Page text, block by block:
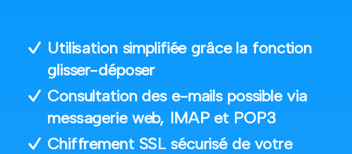
Utilisation simplifiée grâce la fonction
glisser-déposer
Consultation des e-mails possible via
messagerie web, IMAP et POP3
Chiffrement SSL sécurisé de votre